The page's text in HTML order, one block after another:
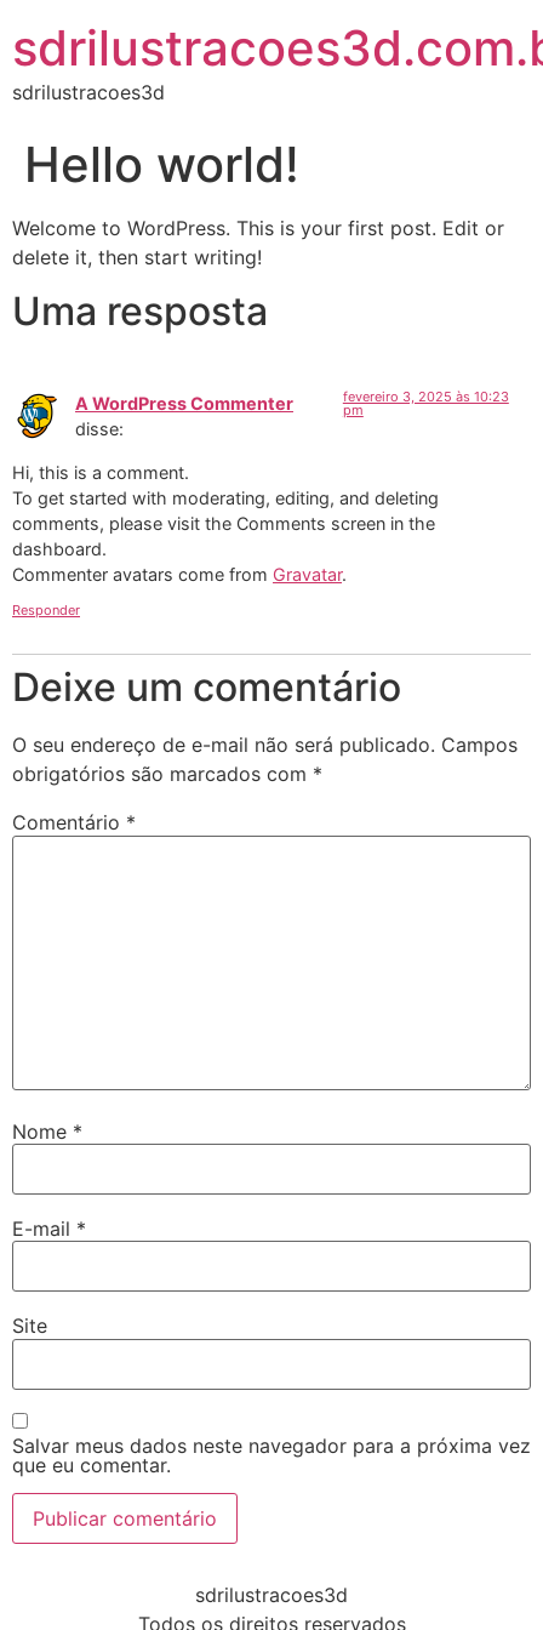
sdrilustracoes3d
Hello world!
Welcome to WordPress. This is your first post. Edit or
delete it, then start writing!
Uma resposta
A WordPress Commenter
disse:
fevereiro 3, 2025 às 10:23
pm
Hi, this is a comment.
To get started with moderating, editing, and deleting
comments, please visit the Comments screen in the
dashboard.
Commenter avatars come from Gravatar.
Responder
Deixe um comentário
O seu endereço de e-mail não será publicado. Campos
obrigatórios são marcados com *
Comentário *
Nome *
E-mail *
Site
Salvar meus dados neste navegador para a próxima vez
que eu comentar.
sdrilustracoes3d
Todos os direitos reservados